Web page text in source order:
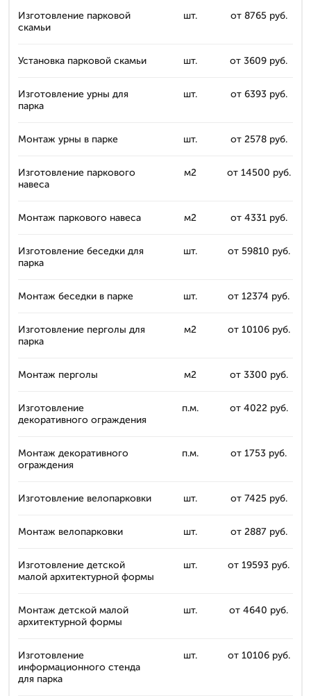
Изготовление парковой
скамьи
шт. от 8765 руб.
Установка парковой скамьи шт. от 3609 руб.
Изготовление урны для
парка
шт. от 6393 руб.
Монтаж урны в парке шт. от 2578 руб.
Изготовление паркового
навеса
м2 от 14500 руб.
Монтаж паркового навеса м2 от 4331 руб.
Изготовление беседки для
парка
шт. от 59810 руб.
Монтаж беседки в парке шт. от 12374 руб.
Изготовление перголы для
парка
м2 от 10106 руб.
Монтаж перголы м2 от 3300 руб.
Изготовление
декоративного ограждения
п.м. от 4022 руб.
Монтаж декоративного
ограждения
п.м. от 1753 руб.
Изготовление велопарковки шт. от 7425 руб.
Монтаж велопарковки шт. от 2887 руб.
Изготовление детской
малой архитектурной формы
шт. от 19593 руб.
Монтаж детской малой
архитектурной формы
шт. от 4640 руб.
Изготовление
информационного стенда
для парка
шт. от 10106 руб.